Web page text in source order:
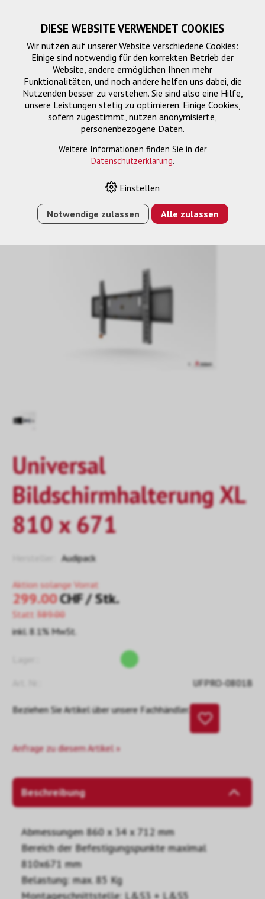
Montagelösung
MONTAGELÖSUNG
BILDSCHIRMHALTERUNG XL 810 X 671
Universal
Bildschirmhalterung XL
810 x 671
Audipack
Aktion solange Vorrat
299.00CHF/ Stk.
Statt 389.00
inkl. 8.1% MwSt.
UFPRO-0801B
Beziehen Sie Artikel über unsere Fachhändler.
Anfrage zu diesem Artikel »
Beschreibung
Abmessungen 860 x 34 x 712 mm
Bereich der Befestigungspunkte maximal
810x671 mm
Belastung: max. 85 Kg
Montageschnittstelle: L&S3 + L&S5
DIESE WEBSITE VERWENDET COOKIES
Wir nutzen auf unserer Website verschiedene Cookies:
Einige sind notwendig für den korrekten Betrieb der
Website, andere ermöglichen Ihnen mehr
Funktionalitäten, und noch andere helfen uns dabei, die
Nutzenden besser zu verstehen. Sie sind also eine Hilfe,
unsere Leistungen stetig zu optimieren. Einige Cookies,
sofern zugestimmt, nutzen anonymisierte,
personenbezogene Daten.
Weitere Informationen finden Sie in der
Datenschutzerklärung.
Einstellen
Notwendige zulassen Alle zulassen